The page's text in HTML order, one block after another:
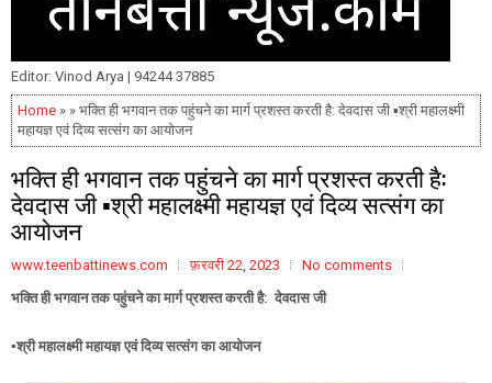
Editor: Vinod Arya | 94244 37885
Home » » भक्ति ही भगवान तक पहुंचने का मार्ग प्रशस्त करती है: देवदास जी ▪️श्री महालक्ष्मी
महायज्ञ एवं दिव्य सत्संग का आयोजन
भक्ति ही भगवान तक पहुंचने का मार्ग प्रशस्त करती है:
देवदास जी ▪️श्री महालक्ष्मी महायज्ञ एवं दिव्य सत्संग का
आयोजन
www.teenbattinews.com फ़रवरी 22, 2023
No comments
भक्ति ही भगवान तक पहुंचने का मार्ग प्रशस्त करती है: देवदास जी
▪️श्री महालक्ष्मी महायज्ञ एवं दिव्य सत्संग का आयोजन